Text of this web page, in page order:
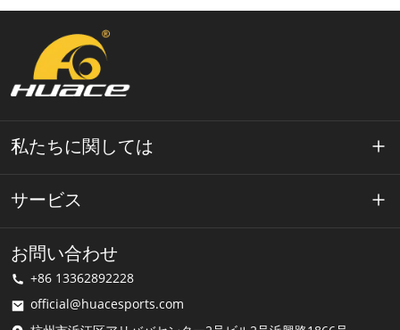
私たちに関しては
ワエースについて
解決
サービス
プライバシーポリシー
利用規約
配送サービス
お問い合わせ
+86 13362892228
official@huacesports.com